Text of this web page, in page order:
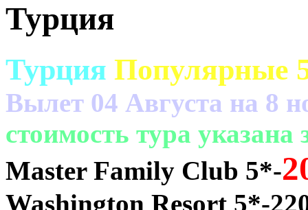
Турция
Турция Популярные
Вылет 04 Августа на 8
cтоимость тура указана
Master Family Club 5*-
Washington Resort 5*-